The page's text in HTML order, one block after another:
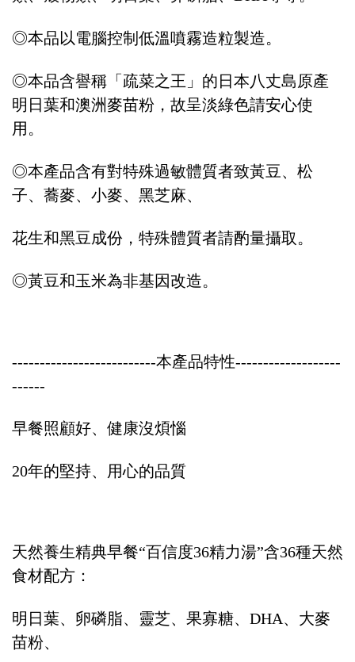
◎本品以電腦控制低溫噴霧造粒製造。
◎本品含譽稱「疏菜之王」的日本八丈島原產
明日葉和澳洲麥苗粉，故呈淡綠色請安心使
用。
◎本產品含有對特殊過敏體質者致黃豆、松
子、蕎麥、小麥、黑芝麻、
花生和黑豆成份，特殊體質者請酌量攝取。
◎黃豆和玉米為非基因改造。
--------------------------本產品特性-------------------
------
早餐照顧好、健康沒煩惱
20年的堅持、用心的品質
天然養生精典早餐“百信度36精力湯”含36種天然
食材配方：
明日葉、卵磷脂、靈芝、果寡糖、DHA、大麥
苗粉、